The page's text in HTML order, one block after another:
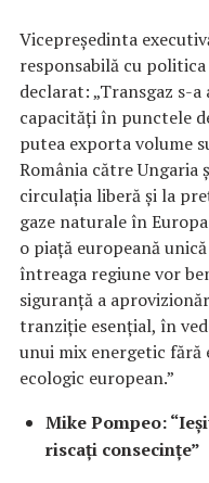
Vicepreședinta
responsabilă cu
declarat: „Transgaz s-
capacități în punctele
putea exporta volume
România către Ungaria
circulația liberă și la
gaze naturale în
o piață europeană
întreaga regiune vor
siguranță a
tranziție esențial, în
unui mix energetic
ecologic european.”
Mike Pompeo:
riscați consecințe”